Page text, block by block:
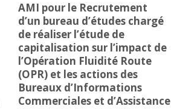
AMI pour le Recrutement
d’un bureau d’études chargé
de réaliser l’étude de
capitalisation sur l’impact de
l’Opération Fluidité Route
(OPR) et les actions des
Bureaux d’Informations
Commerciales et d’Assistance